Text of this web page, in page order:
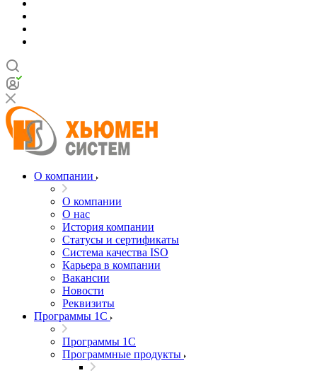
О компании
О компании
О нас
История компании
Статусы и сертификаты
Система качества ISO
Карьера в компании
Вакансии
Новости
Реквизиты
Программы 1С
Программы 1С
Программные продукты